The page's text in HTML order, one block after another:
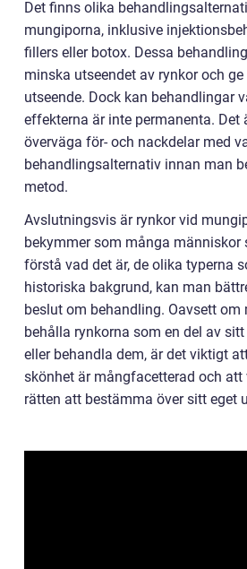
Det finns olika
mungiporna, inklusive
fillers eller botox. Dessa
minska utseendet av rynkor och
utseende. Dock kan behandlingar
effekterna är inte permanenta. Det
överväga för- och nackdelar med
behandlingsalternativ innan man
metod.
Avslutningsvis är rynkor vid
bekymmer som många människor
förstå vad det är, de olika typerna
historiska bakgrund, kan man
beslut om behandling. Oavsett om
behålla rynkorna som en del av
eller behandla dem, är det viktigt
skönhet är mångfacetterad och
rätten att bestämma över sitt eget